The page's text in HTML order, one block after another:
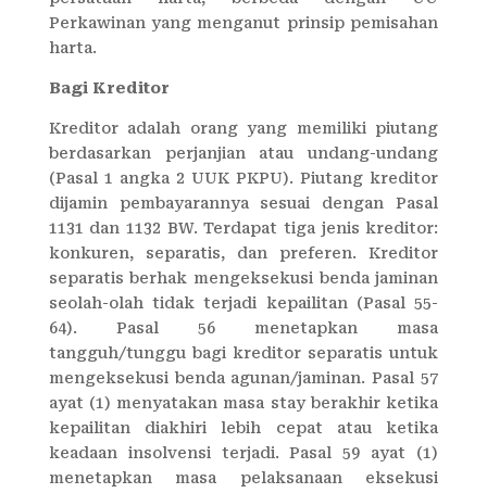
Perkawinan yang menganut prinsip pemisahan
harta.
Bagi Kreditor
Kreditor adalah orang yang memiliki piutang
berdasarkan perjanjian atau undang-undang
(Pasal 1 angka 2 UUK PKPU). Piutang kreditor
dijamin pembayarannya sesuai dengan Pasal
1131 dan 1132 BW. Terdapat tiga jenis kreditor:
konkuren, separatis, dan preferen. Kreditor
separatis berhak mengeksekusi benda jaminan
seolah-olah tidak terjadi kepailitan (Pasal 55-
64). Pasal 56 menetapkan masa
tangguh/tunggu bagi kreditor separatis untuk
mengeksekusi benda agunan/jaminan. Pasal 57
ayat (1) menyatakan masa stay berakhir ketika
kepailitan diakhiri lebih cepat atau ketika
keadaan insolvensi terjadi. Pasal 59 ayat (1)
menetapkan masa pelaksanaan eksekusi